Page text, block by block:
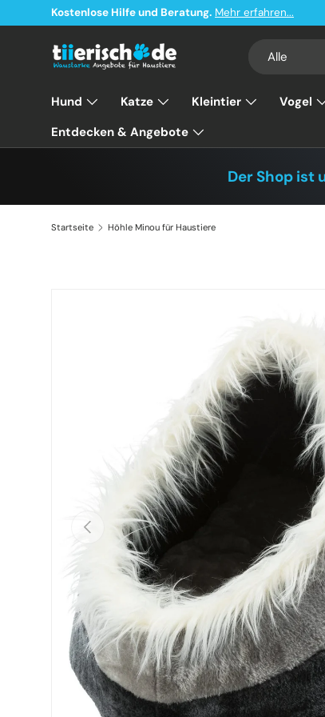
Direkt zum Inhalt
Kostenlose Hilfe und Beratung. Mehr erfahren...
Alle
Hund Katze Kleintier Vogel
Entdecken & Angebote
Der Shop ist
Startseite Höhle Minou für Haustiere
Vorherige